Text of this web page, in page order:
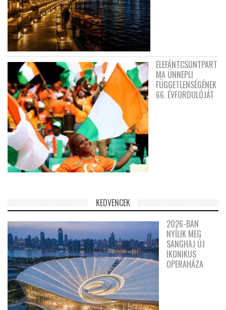
ELEFÁNTCSONTPART
MA ÜNNEPLI
FÜGGETLENSÉGÉNEK
66. ÉVFORDULÓJÁT
KEDVENCEK
2026-BAN
NYÍLIK MEG
SANGHAJ ÚJ
IKONIKUS
OPERAHÁZA